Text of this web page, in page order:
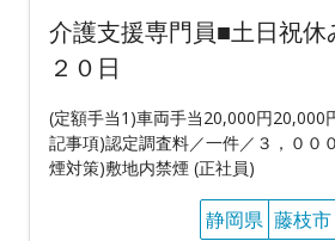
介護支援専門員■土日祝休
２０日
(定額手当1)車両手当20,000円20,000
記事項)認定調査料／一件／３，００
煙対策)敷地内禁煙 (正社員)
静岡県 藤枝市